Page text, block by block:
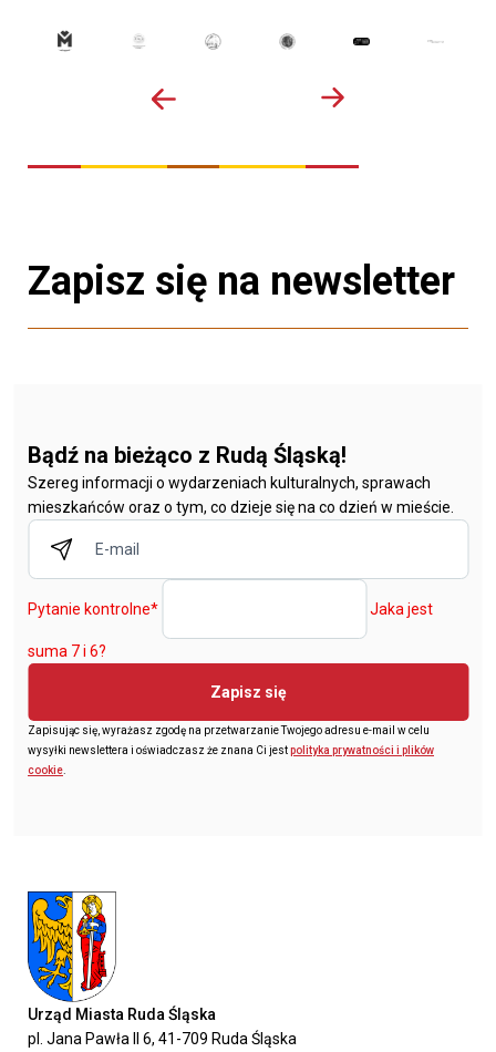
Zapisz się na newsletter
Bądź na bieżąco z Rudą Śląską!
Szereg informacji o wydarzeniach kulturalnych, sprawach
mieszkańców oraz o tym, co dzieje się na co dzień w mieście.
Pytanie kontrolne* Jaka jest
suma 7 i 6?
Zapisz się
Zapisując się, wyrażasz zgodę na przetwarzanie Twojego adresu e-mail w celu
wysyłki newslettera i oświadczasz że znana Ci jestpolityka prywatności i plików
cookie
Urząd Miasta Ruda Śląska
pl. Jana Pawła II 6, 41-709 Ruda Śląska